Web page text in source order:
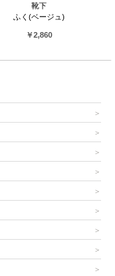
靴下
ふく(ベージュ)
￥2,860